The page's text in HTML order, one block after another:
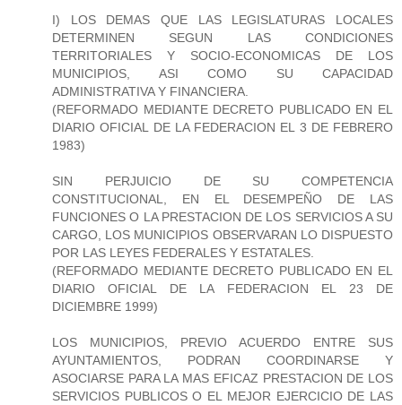
I) LOS DEMAS QUE LAS LEGISLATURAS LOCALES
DETERMINEN SEGUN LAS CONDICIONES
TERRITORIALES Y SOCIO-ECONOMICAS DE LOS
MUNICIPIOS, ASI COMO SU CAPACIDAD
ADMINISTRATIVA Y FINANCIERA.
(REFORMADO MEDIANTE DECRETO PUBLICADO EN EL
DIARIO OFICIAL DE LA FEDERACION EL 3 DE FEBRERO
1983)
SIN PERJUICIO DE SU COMPETENCIA
CONSTITUCIONAL, EN EL DESEMPEÑO DE LAS
FUNCIONES O LA PRESTACION DE LOS SERVICIOS A SU
CARGO, LOS MUNICIPIOS OBSERVARAN LO DISPUESTO
POR LAS LEYES FEDERALES Y ESTATALES.
(REFORMADO MEDIANTE DECRETO PUBLICADO EN EL
DIARIO OFICIAL DE LA FEDERACION EL 23 DE
DICIEMBRE 1999)
LOS MUNICIPIOS, PREVIO ACUERDO ENTRE SUS
AYUNTAMIENTOS, PODRAN COORDINARSE Y
ASOCIARSE PARA LA MAS EFICAZ PRESTACION DE LOS
SERVICIOS PUBLICOS O EL MEJOR EJERCICIO DE LAS